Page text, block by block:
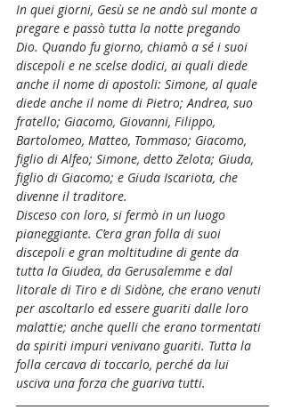
In quei giorni, Gesù se ne andò sul monte a
pregare e passò tutta la notte pregando
Dio. Quando fu giorno, chiamò a sé i suoi
discepoli e ne scelse dodici, ai quali diede
anche il nome di apostoli: Simone, al quale
diede anche il nome di Pietro; Andrea, suo
fratello; Giacomo, Giovanni, Filippo,
Bartolomeo, Matteo, Tommaso; Giacomo,
figlio di Alfeo; Simone, detto Zelota; Giuda,
figlio di Giacomo; e Giuda Iscariota, che
divenne il traditore.
Disceso con loro, si fermò in un luogo
pianeggiante. C’era gran folla di suoi
discepoli e gran moltitudine di gente da
tutta la Giudea, da Gerusalemme e dal
litorale di Tiro e di Sidòne, che erano venuti
per ascoltarlo ed essere guariti dalle loro
malattie; anche quelli che erano tormentati
da spiriti impuri venivano guariti. Tutta la
folla cercava di toccarlo, perché da lui
usciva una forza che guariva tutti.